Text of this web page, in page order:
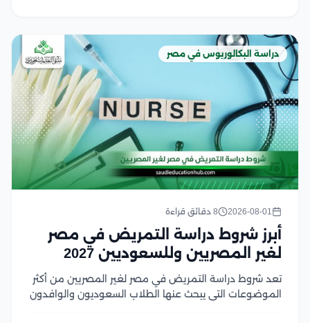
دراسة البكالوريوس في مصر
2026-08-01 8 دقائق قراءة
أبرز شروط دراسة التمريض في مصر
لغير المصريين وللسعوديين 2027
تعد شروط دراسة التمريض في مصر لغير المصريين من أكثر
الموضوعات التي يبحث عنها الطلاب السعوديون والوافدون